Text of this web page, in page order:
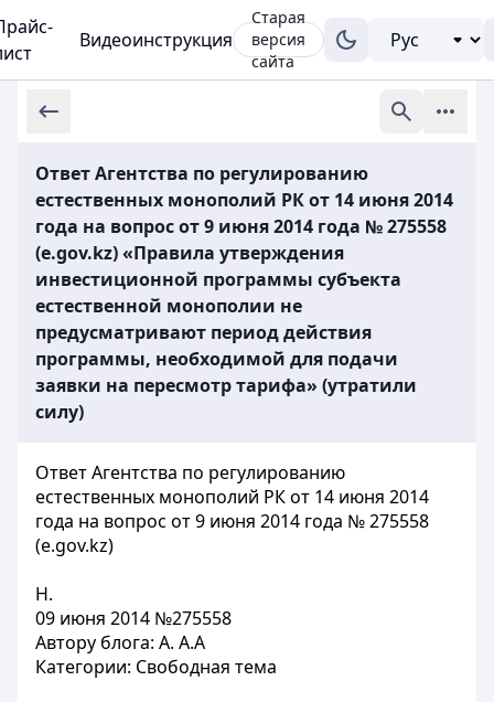
Видеоинструкция
Старая
версия
сайта
Ответ Агентства по регулированию
естественных монополий РК от 14 июня 2014
года на вопрос от 9 июня 2014 года № 275558
(e.gov.kz) «Правила утверждения
инвестиционной программы субъекта
естественной монополии не
предусматривают период действия
программы, необходимой для подачи
заявки на пересмотр тарифа» (утратили
силу)
Ответ Агентства по регулированию
естественных монополий РК от 14 июня 2014
года на вопрос от 9 июня 2014 года № 275558
(e.gov.kz)
Н.
09 июня 2014 №275558
Автору блога: А. А.А
Категории: Свободная тема